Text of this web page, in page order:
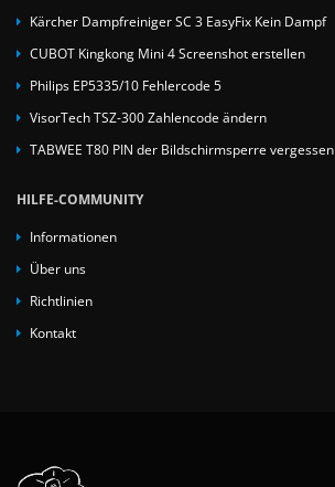
Kärcher Dampfreiniger SC 3 EasyFix Kein Dampf
CUBOT Kingkong Mini 4 Screenshot erstellen
Philips EP5335/10 Fehlercode 5
VisorTech TSZ-300 Zahlencode ändern
TABWEE T80 PIN der Bildschirmsperre vergessen
HILFE-COMMUNITY
Informationen
Über uns
Richtlinien
Kontakt